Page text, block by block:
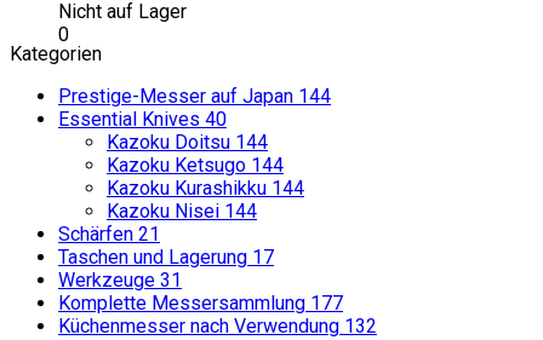
Nicht auf Lager
0
Kategorien
Prestige-Messer auf Japan 144
Essential Knives 40
Kazoku Doitsu 144
Kazoku Ketsugo 144
Kazoku Kurashikku 144
Kazoku Nisei 144
Schärfen 21
Taschen und Lagerung 17
Werkzeuge 31
Komplette Messersammlung 177
Küchenmesser nach Verwendung 132